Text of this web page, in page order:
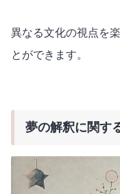
異なる文化の視点を
とができます。
夢の解釈に関す